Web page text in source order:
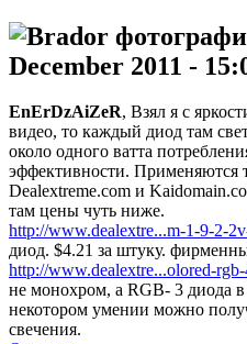
December 2011 -
EnErDzAiZeR, Взял я с
видео, то каждый диод там
около одного ватта
эффективности. Применяются
Dealextreme.com и
там цены чуть ниже.
http://www.dealextre...m-1-9-2-
диод. $4.21 за штуку.
http://www.dealextre...olored-
не монохром, а RGB- 3 диода
некотором умении можно
свечения.